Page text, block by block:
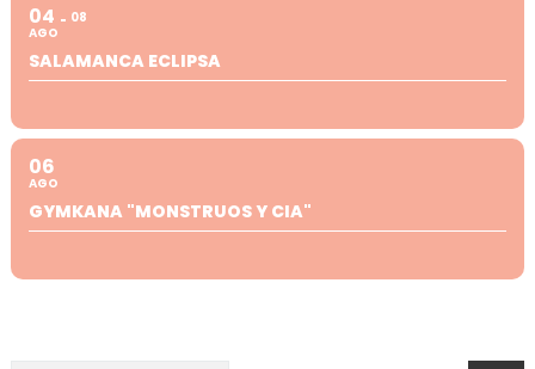
04
AGO
08
SALAMANCA ECLIPSA
06
AGO
GYMKANA "MONSTRUOS Y CIA"